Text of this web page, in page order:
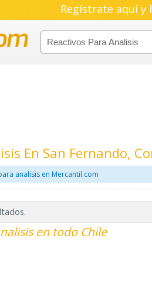
Regístrate aquí y
En San Fernando,
analisis en Mercantil.com
en todo Chile